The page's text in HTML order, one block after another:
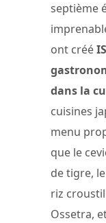
septième
ont créé
dans la
cuisines
menu
que le
de tigre,
riz
Ossetra,